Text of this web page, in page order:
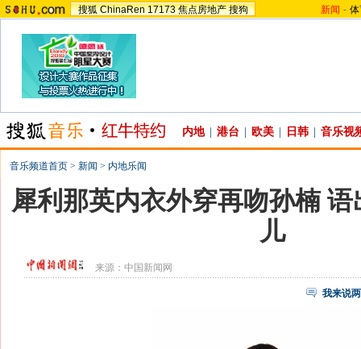
搜狐 ChinaRen 17173 焦点房地产 搜狗 新闻 -
内地 港台 欧美 日韩 音乐视
音乐频道首页 > 新闻 > 内地乐闻
犀利那英内衣外穿再吻孙楠
儿
来源： 中国新闻网
我来说